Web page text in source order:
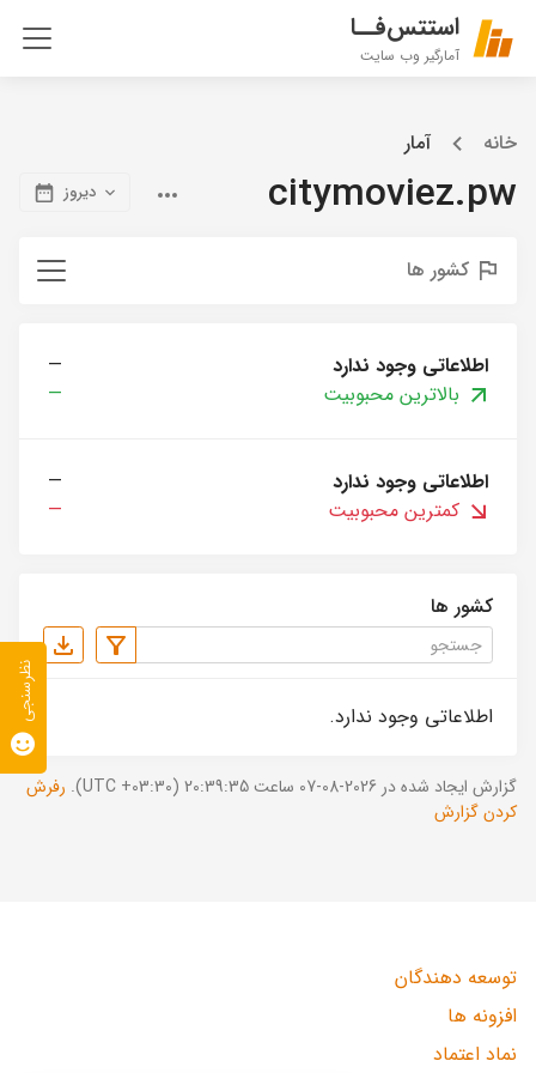
استتس‌فــا
آمارگیر وب سایت
خانه آمار
citymoviez.pw دیروز
کشور ها
اطلاعاتی وجود ندارد
—
بالاترین محبوبیت
—
اطلاعاتی وجود ندارد
—
کمترین محبوبیت
—
کشور ها
اطلاعاتی وجود ندارد.
گزارش ایجاد شده در 2026-08-07 ساعت 20:39:35 (UTC +03:30).
رفرش
کردن گزارش
توسعه دهندگان
افزونه ها
نماد اعتماد
نظرسنجی